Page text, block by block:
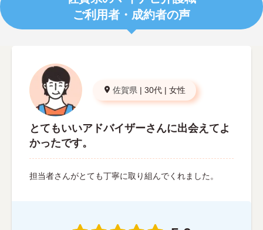
ご利用者・成約者の声
佐賀県 | 30代 | 女性
とてもいいアドバイザーさんに出会えてよ
かったです。
担当者さんがとても丁寧に取り組んでくれました。